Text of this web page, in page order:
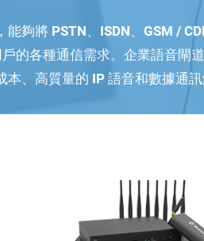
夠將 PSTN、ISDN、GSM /
的各種通信需求。企業語音閘
、高質量的 IP 語音和數據通訊